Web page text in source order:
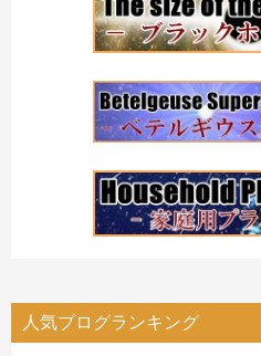
人気ブログランキング